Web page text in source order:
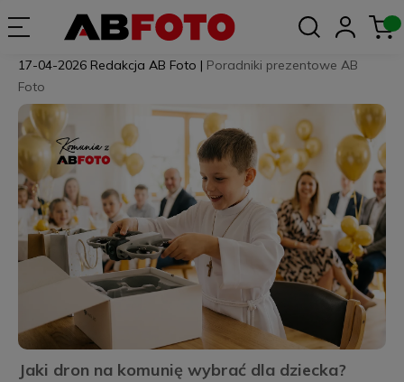
Jaki dron na komunię wybrać dla dziecka?
17-04-2026 Redakcja AB Foto | Poradniki prezentowe AB
Foto